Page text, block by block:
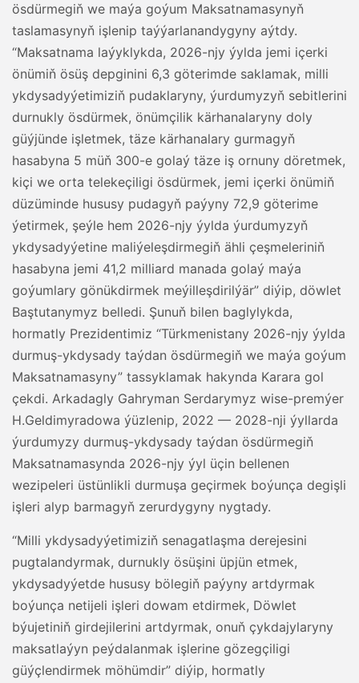
ösdürmegiň we maýa goýum Maksatnamasynyň
taslamasynyň işlenip taýýarlanandygyny aýtdy.
“Maksatnama laýyklykda, 2026-njy ýylda jemi içerki
önümiň ösüş depginini 6,3 göterimde saklamak, milli
ykdysadyýetimiziň pudaklaryny, ýurdumyzyň sebitlerini
durnukly ösdürmek, önümçilik kärhanalaryny doly
güýjünde işletmek, täze kärhanalary gurmagyň
hasabyna 5 müň 300-e golaý täze iş ornuny döretmek,
kiçi we orta telekeçiligi ösdürmek, jemi içerki önümiň
düzüminde hususy pudagyň paýyny 72,9 göterime
ýetirmek, şeýle hem 2026-njy ýylda ýurdumyzyň
ykdysadyýetine maliýeleşdirmegiň ähli çeşmeleriniň
hasabyna jemi 41,2 milliard manada golaý maýa
goýumlary gönükdirmek meýilleşdirilýär” diýip, döwlet
Baştutanymyz belledi. Şunuň bilen baglylykda,
hormatly Prezidentimiz “Türkmenistany 2026-njy ýylda
durmuş-ykdysady taýdan ösdürmegiň we maýa goýum
Maksatnamasyny” tassyklamak hakynda Karara gol
çekdi. Arkadagly Gahryman Serdarymyz wise-premýer
H.Geldimyradowa ýüzlenip, 2022 — 2028-nji ýyllarda
ýurdumyzy durmuş-ykdysady taýdan ösdürmegiň
Maksatnamasynda 2026-njy ýyl üçin bellenen
wezipeleri üstünlikli durmuşa geçirmek boýunça degişli
işleri alyp barmagyň zerurdygyny nygtady.
“Milli ykdysadyýetimiziň senagatlaşma derejesini
pugtalandyrmak, durnukly ösüşini üpjün etmek,
ykdysadyýetde hususy bölegiň paýyny artdyrmak
boýunça netijeli işleri dowam etdirmek, Döwlet
býujetiniň girdejilerini artdyrmak, onuň çykdajylaryny
maksatlaýyn peýdalanmak işlerine gözegçiligi
güýçlendirmek möhümdir” diýip, hormatly